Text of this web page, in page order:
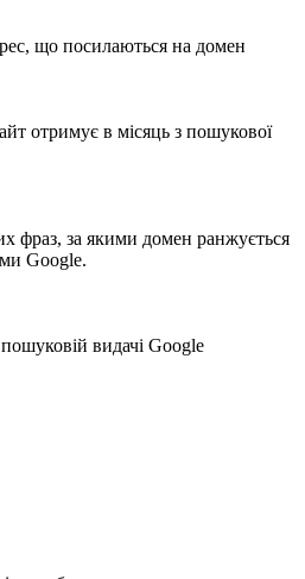
що посилаються на домен
отримує в місяць з пошукової
фраз, за якими домен ранжується
Google.
пошуковій видачі Google